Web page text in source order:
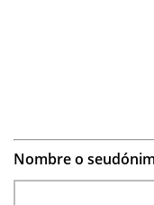
Nombre o